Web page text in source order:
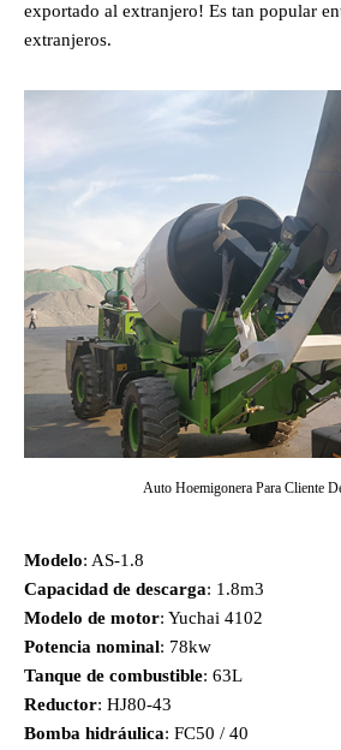
exportado al extranjero! Es tan popular
extranjeros.
Auto Hoemigonera Para Cliente
Modelo: AS-1.8
Capacidad de descarga: 1.8m3
Modelo de motor: Yuchai 4102
Potencia nominal: 78kw
Tanque de combustible: 63L
Reductor: HJ80-43
Bomba hidráulica: FC50 / 40